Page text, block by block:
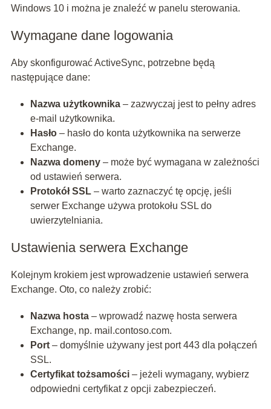
Windows 10 i można je znaleźć w panelu sterowania.
Wymagane dane logowania
Aby skonfigurować ActiveSync, potrzebne będą
następujące dane:
Nazwa użytkownika– zazwyczaj jest to pełny adres
e-mail użytkownika.
Hasło– hasło do konta użytkownika na serwerze
Exchange.
Nazwa domeny– może być wymagana w zależności
od ustawień serwera.
Protokół SSL– warto zaznaczyć tę opcję, jeśli
serwer Exchange używa protokołu SSL do
uwierzytelniania.
Ustawienia serwera Exchange
Kolejnym krokiem jest wprowadzenie ustawień serwera
Exchange. Oto, co należy zrobić:
Nazwa hosta– wprowadź nazwę hosta serwera
Exchange, np. mail.contoso.com.
Port– domyślnie używany jest port 443 dla połączeń
SSL.
Certyfikat tożsamości– jeżeli wymagany, wybierz
odpowiedni certyfikat z opcji zabezpieczeń.